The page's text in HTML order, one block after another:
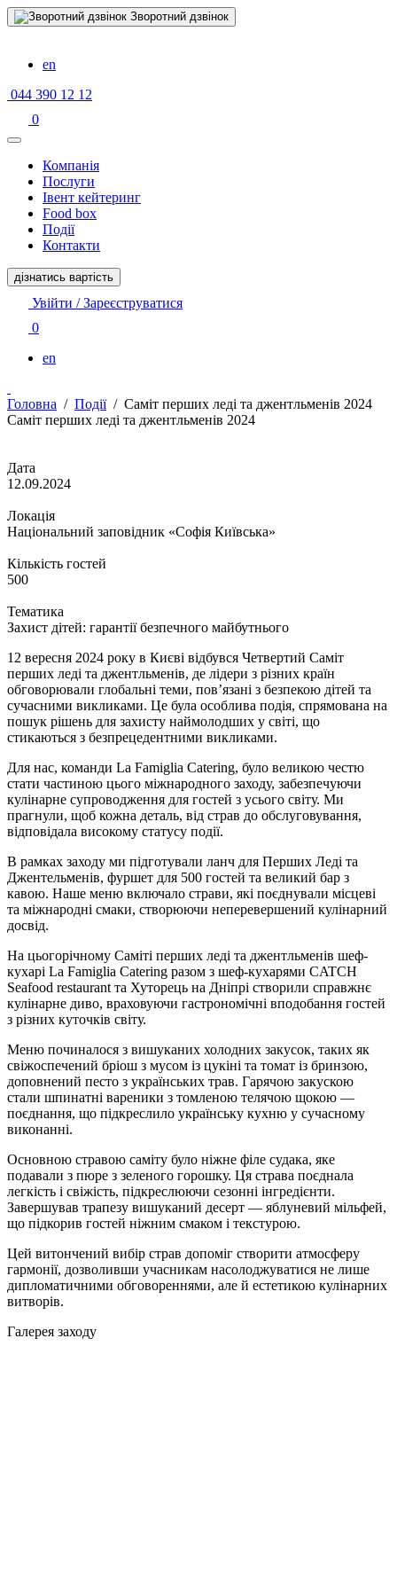
Зворотний дзвінок
en
044 390 12 12
0
Компанiя
Послуги
Івент кейтеринг
Food box
Події
Контакти
дізнатись вартість
Увійти / Зареєструватися
0
en
Головна / Події/ Саміт перших леді та джентльменів 2024
Саміт перших леді та джентльменів 2024
Дата
12.09.2024
Локація
Національний заповідник «Софія Київська»
Кількість гостей
500
Тематика
Захист дітей: гарантії безпечного майбутнього
12 вересня 2024 року в Києві відбувся Четвертий Саміт
перших леді та джентльменів, де лідери з різних країн
обговорювали глобальні теми, пов’язані з безпекою дітей та
сучасними викликами. Це була особлива подія, спрямована на
пошук рішень для захисту наймолодших у світі, що
стикаються з безпрецедентними викликами.
Для нас, команди La Famiglia Catering, було великою честю
стати частиною цього міжнародного заходу, забезпечуючи
кулінарне супроводження для гостей з усього світу. Ми
прагнули, щоб кожна деталь, від страв до обслуговування,
відповідала високому статусу події.
В рамках заходу ми підготували ланч для Перших Леді та
Джентельменів, фуршет для 500 гостей та великий бар з
кавою. Наше меню включало страви, які поєднували місцеві
та міжнародні смаки, створюючи неперевершений кулінарний
досвід.
На цьогорічному Саміті перших леді та джентльменів шеф-
кухарі La Famiglia Catering разом з шеф-кухарями CATCH
Seafood restaurant та Хуторець на Дніпрі створили справжнє
кулінарне диво, враховуючи гастрономічні вподобання гостей
з різних куточків світу.
Меню починалося з вишуканих холодних закусок, таких як
свіжоспечений бріош з мусом із цукіні та томат із бринзою,
доповнений песто з українських трав. Гарячою закускою
стали шпинатні вареники з томленою телячою щокою —
поєднання, що підкреслило українську кухню у сучасному
виконанні.
Основною стравою саміту було ніжне філе судака, яке
подавали з пюре з зеленого горошку. Ця страва поєднала
легкість і свіжість, підкреслюючи сезонні інгредієнти.
Завершував трапезу вишуканий десерт — яблуневий мільфей,
що підкорив гостей ніжним смаком і текстурою.
Цей витончений вибір страв допоміг створити атмосферу
гармонії, дозволивши учасникам насолоджуватися не лише
дипломатичними обговореннями, але й естетикою кулінарних
витворів.
Галерея заходу